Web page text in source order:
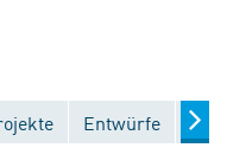
Entwürfe